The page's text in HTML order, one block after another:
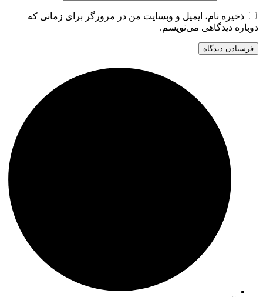
ذخیره نام، ایمیل و وبسایت من در مرورگر برای زمانی که
دوباره دیدگاهی می‌نویسم.